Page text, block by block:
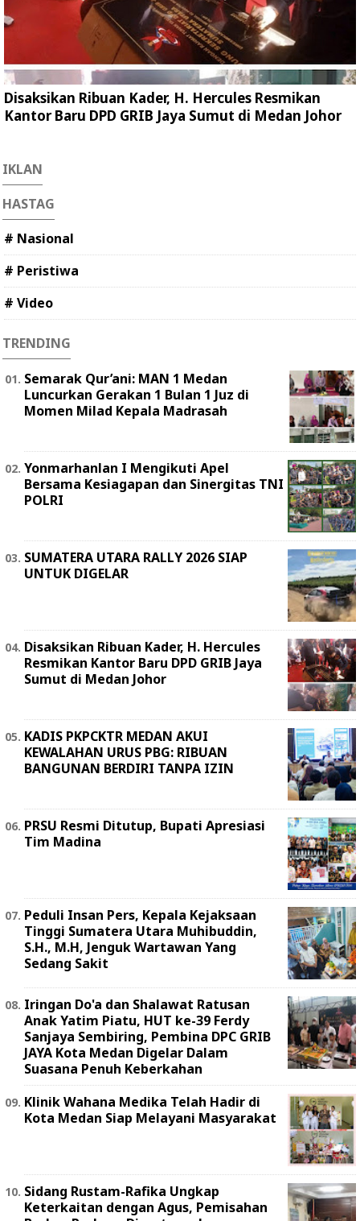
Disaksikan Ribuan Kader, H. Hercules Resmikan
Kantor Baru DPD GRIB Jaya Sumut di Medan Johor
IKLAN
HASTAG
# Nasional
# Peristiwa
# Video
TRENDING
Semarak Qur’ani: MAN 1 Medan
Luncurkan Gerakan 1 Bulan 1 Juz di
Momen Milad Kepala Madrasah
Yonmarhanlan I Mengikuti Apel
Bersama Kesiagapan dan Sinergitas TNI
POLRI
SUMATERA UTARA RALLY 2026 SIAP
UNTUK DIGELAR
Disaksikan Ribuan Kader, H. Hercules
Resmikan Kantor Baru DPD GRIB Jaya
Sumut di Medan Johor
KADIS PKPCKTR MEDAN AKUI
KEWALAHAN URUS PBG: RIBUAN
BANGUNAN BERDIRI TANPA IZIN
PRSU Resmi Ditutup, Bupati Apresiasi
Tim Madina
Peduli Insan Pers, Kepala Kejaksaan
Tinggi Sumatera Utara Muhibuddin,
S.H., M.H, Jenguk Wartawan Yang
Sedang Sakit
Iringan Do'a dan Shalawat Ratusan
Anak Yatim Piatu, HUT ke-39 Ferdy
Sanjaya Sembiring, Pembina DPC GRIB
JAYA Kota Medan Digelar Dalam
Suasana Penuh Keberkahan
Klinik Wahana Medika Telah Hadir di
Kota Medan Siap Melayani Masyarakat
Sidang Rustam-Rafika Ungkap
Keterkaitan dengan Agus, Pemisahan